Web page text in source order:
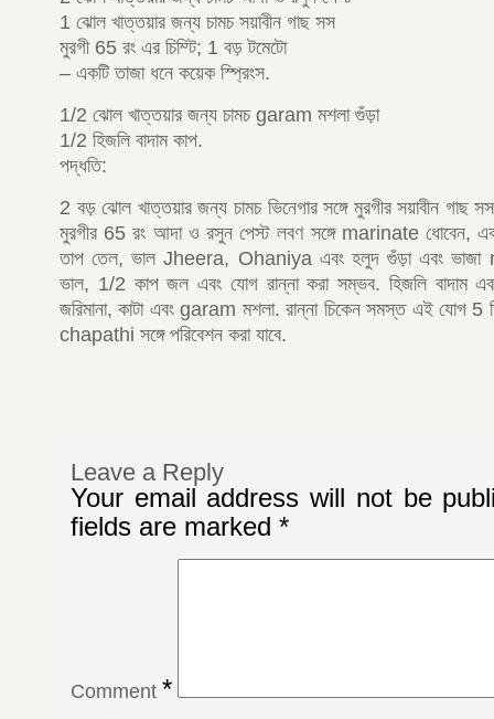
1 ঝোল খাত্তয়ার জন্য চামচ সয়াবীন গাছ সস
মুরগী ​​65 রং এর চিম্টি; 1 বড় টমেটো
– একটি তাজা ধনে কয়েক স্প্রিংস.
1/2 ঝোল খাত্তয়ার জন্য চামচ garam মশলা গুঁড়া
1/2 হিজলি বাদাম কাপ.
পদ্ধতি:
2 বড় ঝোল খাত্তয়ার জন্য চামচ ভিনেগার সঙ্গে মুরগীর সয়াবীন গাছ
মুরগীর 65 রং আদা ও রসুন পেস্ট লবণ সঙ্গে marinate ধোবেন,
তাপ তেল, ভাল Jheera, Ohaniya এবং হলুদ গুঁড়া এবং ভাজা
ভাল, 1/2 কাপ জল এবং যোগ রান্না করা সম্ভব. হিজলি বাদাম
জরিমানা, কাটা এবং garam মশলা. রান্না চিকেন সমস্ত এই যোগ 5
chapathi সঙ্গে পরিবেশন করা যাবে.
Leave a Reply
Your email address will not be
fields are marked *
Comment *